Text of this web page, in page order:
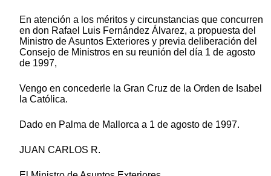
En atención a los méritos y circunstancias que concurren
en don Rafael Luis Fernández Álvarez, a propuesta del
Ministro de Asuntos Exteriores y previa deliberación del
Consejo de Ministros en su reunión del día 1 de agosto
de 1997,
Vengo en concederle la Gran Cruz de la Orden de Isabel
la Católica.
Dado en Palma de Mallorca a 1 de agosto de 1997.
JUAN CARLOS R.